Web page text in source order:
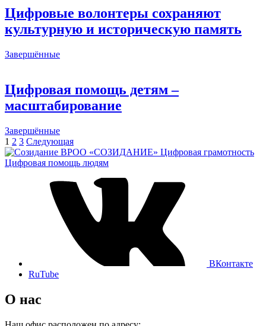
Цифровые волонтеры сохраняют
культурную и историческую память
Завершённые
Цифровая помощь детям –
масштабирование
Завершённые
Навигация
по
Страница
1 Страница
2 Страница
3 СледующаяСтраница
ВРОО «СОЗИДАНИЕ» Цифровая грамотность
Цифровая помощь людям
ВКонтакте
RuTube
О нас